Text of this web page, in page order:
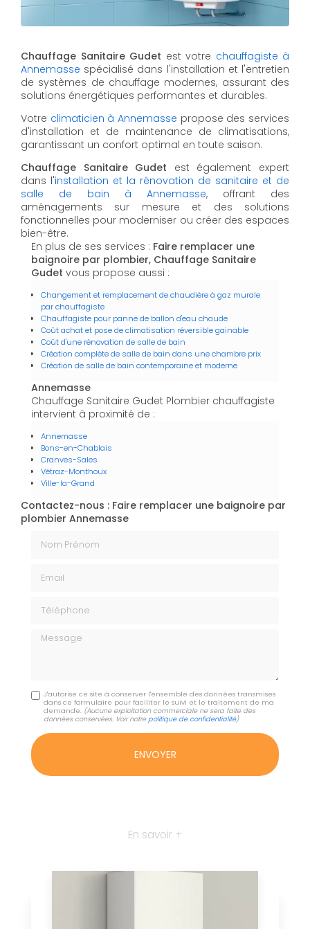
Chauffage Sanitaire Gudet est votre chauffagiste à
Annemasse spécialisé dans l'installation et l'entretien
de systèmes de chauffage modernes, assurant des
solutions énergétiques performantes et durables.
Votre climaticien à Annemasse propose des services
d'installation et de maintenance de climatisations,
garantissant un confort optimal en toute saison.
Chauffage Sanitaire Gudet est également expert
dans l'installation et la rénovation de sanitaire et de
salle de bain à Annemasse, offrant des
aménagements sur mesure et des solutions
fonctionnelles pour moderniser ou créer des espaces
bien-être.
En plus de ses services : Faire remplacer une
baignoire par plombier, Chauffage Sanitaire
Gudet vous propose aussi :
Changement et remplacement de chaudière à gaz murale
par chauffagiste
Chauffagiste pour panne de ballon d'eau chaude
Coût achat et pose de climatisation réversible gainable
Coût d'une rénovation de salle de bain
Création complète de salle de bain dans une chambre prix
Création de salle de bain contemporaine et moderne
Annemasse
Chauffage Sanitaire Gudet Plombier chauffagiste
intervient à proximité de :
Annemasse
Bons-en-Chablais
Cranves-Sales
Vétraz-Monthoux
Ville-la-Grand
Contactez-nous : Faire remplacer une baignoire par
plombier Annemasse
Message
J'autorise ce site à conserver l'ensemble des données transmises
dans ce formulaire pour faciliter le suivi et le traitement de ma
demande. (Aucune exploitation commerciale ne sera faite des
données conservées. Voir notrepolitique de confidentialité)
En savoir +